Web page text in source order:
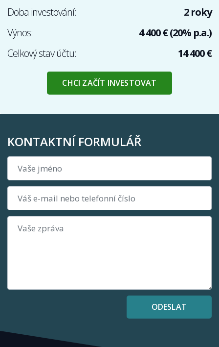
Doba investování:
2 roky
Výnos:
4 400 € (20% p.a.)
Celkový stav účtu:
14 400 €
CHCI ZAČÍT INVESTOVAT
KONTAKTNÍ FORMULÁŘ
ODESLAT